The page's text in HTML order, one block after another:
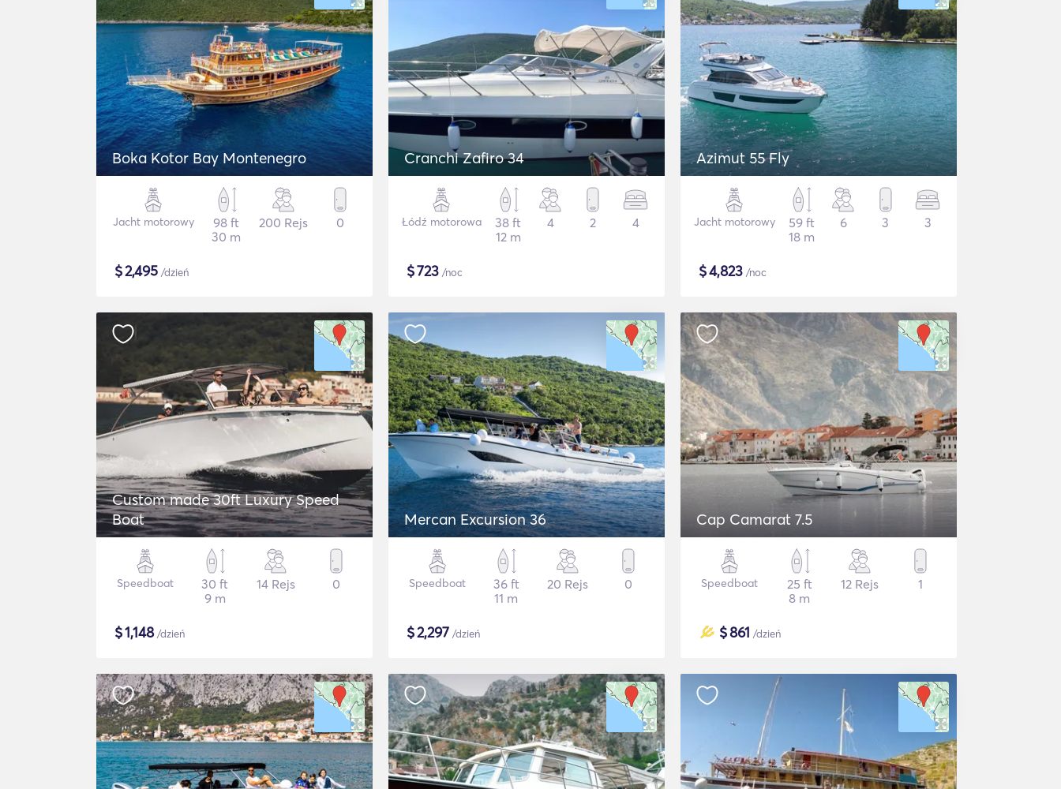
Boka Kotor Bay Montenegro
Jacht motorowy
98 ft
30 m
200 Rejs 0
$2,495 /dzień
Cranchi Zafiro 34
Łódź motorowa
38 ft
12 m
4 2 4
$723 /noc
Azimut 55 Fly
Jacht motorowy
59 ft
18 m
6 3 3
$4,823 /noc
Custom made 30ft Luxury Speed
Boat
Speedboat
30 ft
9 m
14 Rejs 0
$1,148/dzień
Mercan Excursion 36
Speedboat
36 ft
11 m
20 Rejs 0
$2,297 /dzień
Cap Camarat 7.5
Speedboat
25 ft
8 m
12 Rejs 1
$861 /dzień